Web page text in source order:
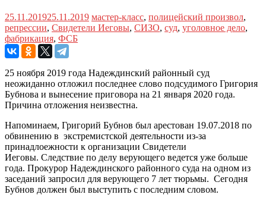
25.11.201925.11.2019 мастер-класс, полицейский произвол,
репрессии, Свидетели Иеговы, СИЗО, суд, уголовное дело,
фабрикация, ФСБ
25 ноября 2019 года Надеждинский районный суд
неожиданно отложил последнее слово подсудимого Григория
Бубнова и вынесение приговора на 21 января 2020 года.
Причина отложения неизвестна.
Напоминаем, Григорий Бубнов был арестован 19.07.2018 по
обвинению в экстремистской деятельности из-за
принадлоежности к организации Свидетели
Иеговы. Следствие по делу верующего ведется уже больше
года. Прокурор Надеждинского районного суда на одном из
заседаний запросил для верующего 7 лет тюрьмы. Сегодня
Бубнов должен был выступить с последним словом.